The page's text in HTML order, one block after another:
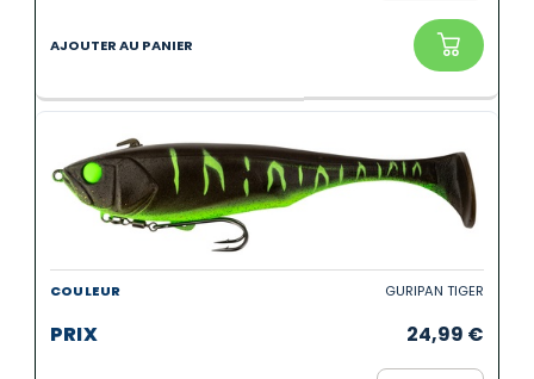
GURIPAN TIGER
24,99 €